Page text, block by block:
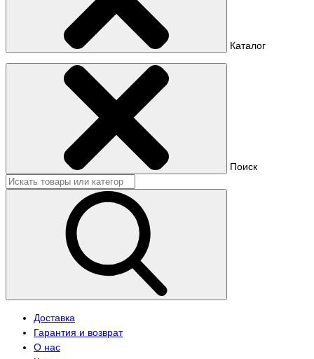
Каталог
Поиск
Доставка
Гарантия и возврат
О нас